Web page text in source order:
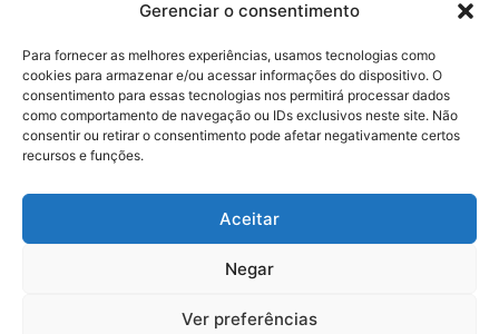
Gerenciar o consentimento
Para fornecer as melhores experiências, usamos tecnologias como
cookies para armazenar e/ou acessar informações do dispositivo. O
consentimento para essas tecnologias nos permitirá processar dados
como comportamento de navegação ou IDs exclusivos neste site. Não
consentir ou retirar o consentimento pode afetar negativamente certos
recursos e funções.
Aceitar
Negar
Ver preferências
Trabalhe Conosco
Contato
FILIAL
51 3058-5600
Alegre / RS
administrativo.rs@jusimed.com.br